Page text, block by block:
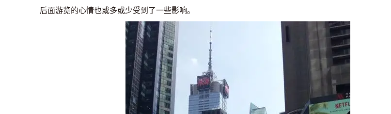
后面游览的心情也或多或少受到了一些影响。